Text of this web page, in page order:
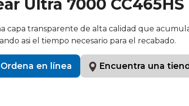
Ultra 7000 CC465HS
capa transparente de alta calidad que
asi el tiempo necesario para el recabado.
en línea Encuentra una